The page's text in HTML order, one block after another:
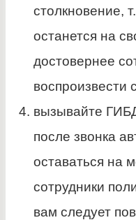
столкновение,
останется на
достовернее
воспроизвести
вызывайте
после звонка
оставаться на
сотрудники
вам следует